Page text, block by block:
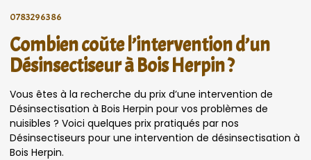
0783296386
Combien coûte l’intervention d’un
Désinsectiseur à Bois Herpin ?
Vous êtes à la recherche du prix d’une intervention de
Désinsectisation à Bois Herpin pour vos problèmes de
nuisibles ? Voici quelques prix pratiqués par nos
Désinsectiseurs pour une intervention de désinsectisation à
Bois Herpin.